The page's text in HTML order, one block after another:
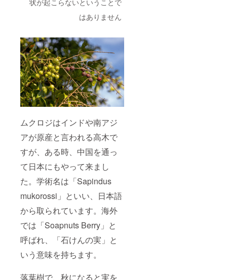
状が起こらないということで
はありません
ムクロジはインドや南アジ
アが原産と言われる高木で
すが、ある時、中国を通っ
て日本にもやって来まし
た。学術名は「Sapindus
mukorossi」といい、日本語
から取られています。海外
では「Soapnuts Berry」と
呼ばれ、「石けんの実」と
いう意味を持ちます。
落葉樹で、秋になると実を